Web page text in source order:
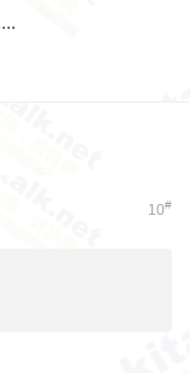
10#